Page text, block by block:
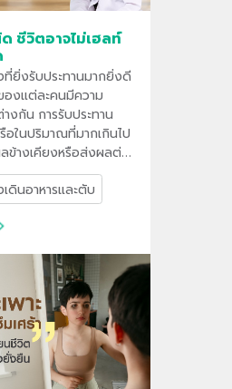
ชีวิตอาจไม่เฮลท์
ที่ยิ่งรับประทานมากยิ่งดี
องแต่ละคนมีความ
งกัน การรับประทาน
อในปริมาณที่มากเกินไป
ลข้างเคียงหรือส่งผลต่อ
ร่างกายได้ ทำความ
ตามินอย่างเหมาะสม
รพิจารณาจากภาวะ
บประทาน ตามคำ
ดินอาหารและตับ